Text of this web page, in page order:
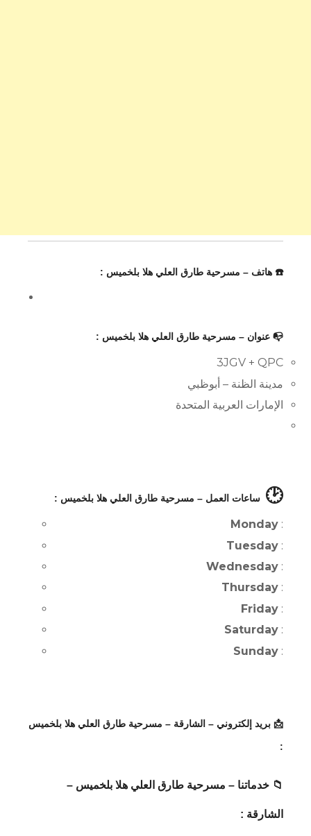
☎️ هاتف – مسرحية طارق العلي هلا بلخميس :
📭 عنوان – مسرحية طارق العلي هلا بلخميس :
3JGV + QPC
مدينة الظنة – أبوظبي
الإمارات العربية المتحدة
🕑 ساعات العمل – مسرحية طارق العلي هلا بلخميس :
Monday :
Tuesday :
Wednesday :
Thursday :
Friday :
Saturday :
Sunday :
📩 بريد إلكتروني – الشارقة – مسرحية طارق العلي هلا بلخميس
:
📁 خدماتنا – مسرحية طارق العلي هلا بلخميس –
الشارقة :